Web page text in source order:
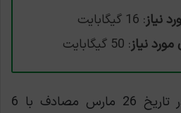
: 16 گیگابایت
نیاز: 50 گیگابایت
بازی It Takes Two در تاریخ 26 مارس مصادف با 6